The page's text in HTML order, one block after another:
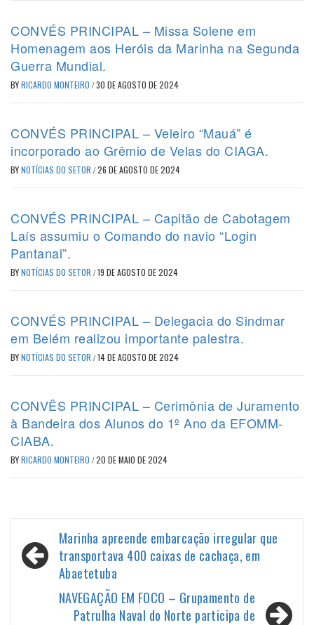
CONVÉS PRINCIPAL – Missa Solene em
Homenagem aos Heróis da Marinha na Segunda
Guerra Mundial.
BYRICARDO MONTEIRO /30 DE AGOSTO DE 2024
CONVÉS PRINCIPAL – Veleiro “Mauá” é
incorporado ao Grêmio de Velas do CIAGA.
BYNOTÍCIAS DO SETOR /26 DE AGOSTO DE 2024
CONVÉS PRINCIPAL – Capitão de Cabotagem
Laís assumiu o Comando do navio “Login
Pantanal”.
BYNOTÍCIAS DO SETOR /19 DE AGOSTO DE 2024
CONVÉS PRINCIPAL – Delegacia do Sindmar
em Belém realizou importante palestra.
BYNOTÍCIAS DO SETOR /14 DE AGOSTO DE 2024
CONVÊS PRINCIPAL – Cerimônia de Juramento
à Bandeira dos Alunos do 1º Ano da EFOMM-
CIABA.
BYRICARDO MONTEIRO /20 DE MAIO DE 2024
Navegação
de
Marinha apreende embarcação irregular que
transportava 400 caixas de cachaça, em
Abaetetuba
NAVEGAÇÃO EM FOCO – Grupamento de
Patrulha Naval do Norte participa de